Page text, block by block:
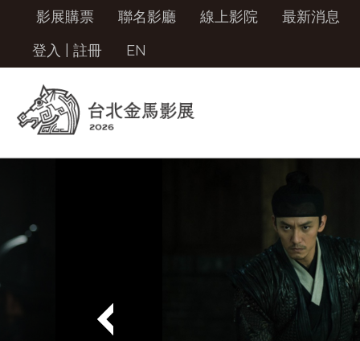
影展購票 聯名影廳 線上影院
最新消息
登入
註冊 EN